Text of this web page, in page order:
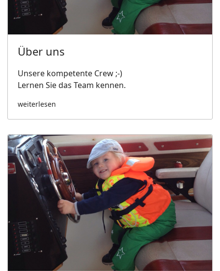
Über uns
Unsere kompetente Crew ;-)
Lernen Sie das Team kennen.
weiterlesen